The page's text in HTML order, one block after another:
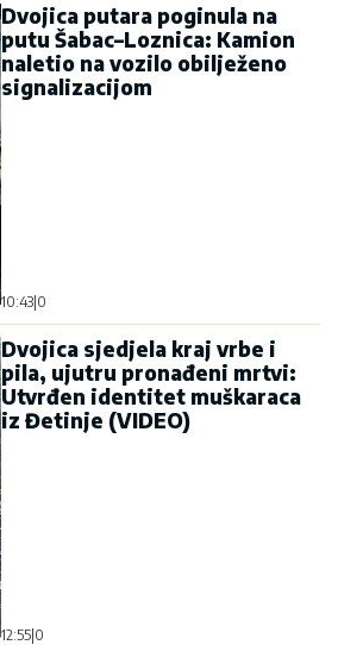
Dvojica putara poginula na
putu Šabac–Loznica: Kamion
naletio na vozilo obilježeno
signalizacijom
10:43|0
Dvojica sjedjela kraj vrbe i
pila, ujutru pronađeni mrtvi:
Utvrđen identitet muškaraca
iz Đetinje (VIDEO)
12:55|0